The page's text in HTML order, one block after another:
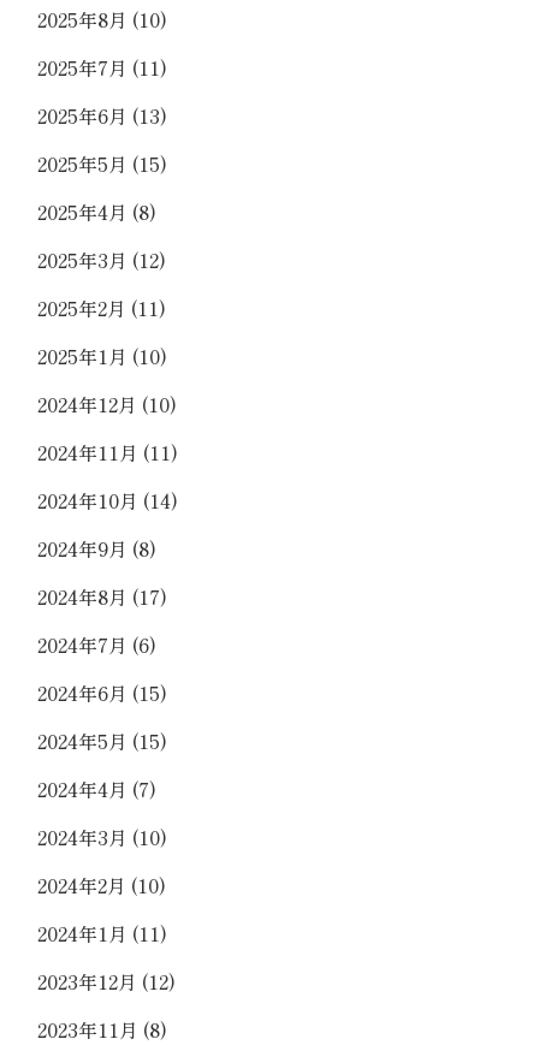
2025年8月 (10)
2025年7月 (11)
2025年6月 (13)
2025年5月 (15)
2025年4月 (8)
2025年3月 (12)
2025年2月 (11)
2025年1月 (10)
2024年12月 (10)
2024年11月 (11)
2024年10月 (14)
2024年9月 (8)
2024年8月 (17)
2024年7月 (6)
2024年6月 (15)
2024年5月 (15)
2024年4月 (7)
2024年3月 (10)
2024年2月 (10)
2024年1月 (11)
2023年12月 (12)
2023年11月 (8)